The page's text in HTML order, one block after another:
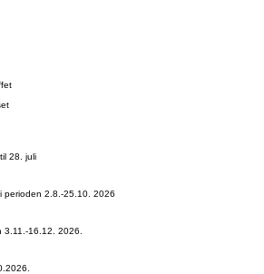
28. juli
perioden 2.8.-25.10. 2026
16.12. 2026.